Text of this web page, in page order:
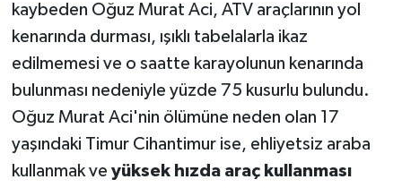
kaybeden Oğuz Murat Aci, ATV araçlarının yol
kenarında durması, ışıklı tabelalarla ikaz
edilmemesi ve o saatte karayolunun kenarında
bulunması nedeniyle yüzde 75 kusurlu bulundu.
Oğuz Murat Aci'nin ölümüne neden olan 17
yaşındaki Timur Cihantimur ise, ehliyetsiz araba
kullanmak ve yüksek hızda araç kullanması